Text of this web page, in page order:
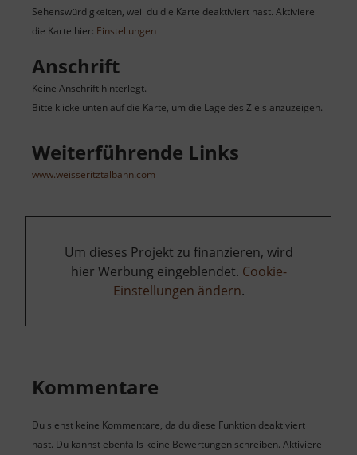
Sehenswürdigkeiten, weil du die Karte deaktiviert hast. Aktiviere
die Karte hier: Einstellungen
Anschrift
Keine Anschrift hinterlegt.
Bitte klicke unten auf die Karte, um die Lage des Ziels anzuzeigen.
Weiterführende Links
www.weisseritztalbahn.com
Um dieses Projekt zu finanzieren, wird
hier Werbung eingeblendet. Cookie-
Einstellungen ändern.
Kommentare
Du siehst keine Kommentare, da du diese Funktion deaktiviert
hast. Du kannst ebenfalls keine Bewertungen schreiben. Aktiviere